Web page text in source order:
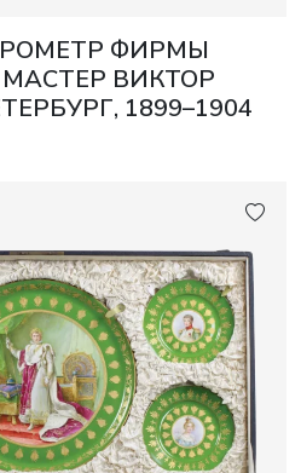
ФИРМЫ
ВИКТОР
1899–1904